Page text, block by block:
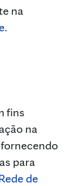
na
.
fins
na
para
de